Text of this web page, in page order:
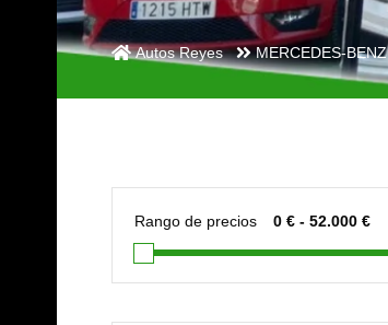
Autos Reyes MERCEDES-BENZ
Rango de precios